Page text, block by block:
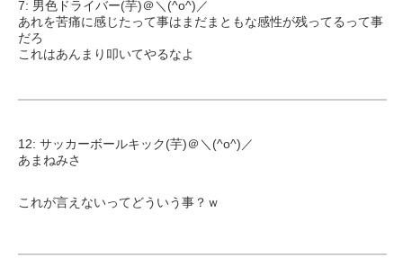
7: 男色ドライバー(芋)＠＼(^o^)／
あれを苦痛に感じたって事はまだまともな感性が残ってるって事
だろ
これはあんまり叩いてやるなよ
12: サッカーボールキック(芋)＠＼(^o^)／
あまねみさ
これが言えないってどういう事？ｗ